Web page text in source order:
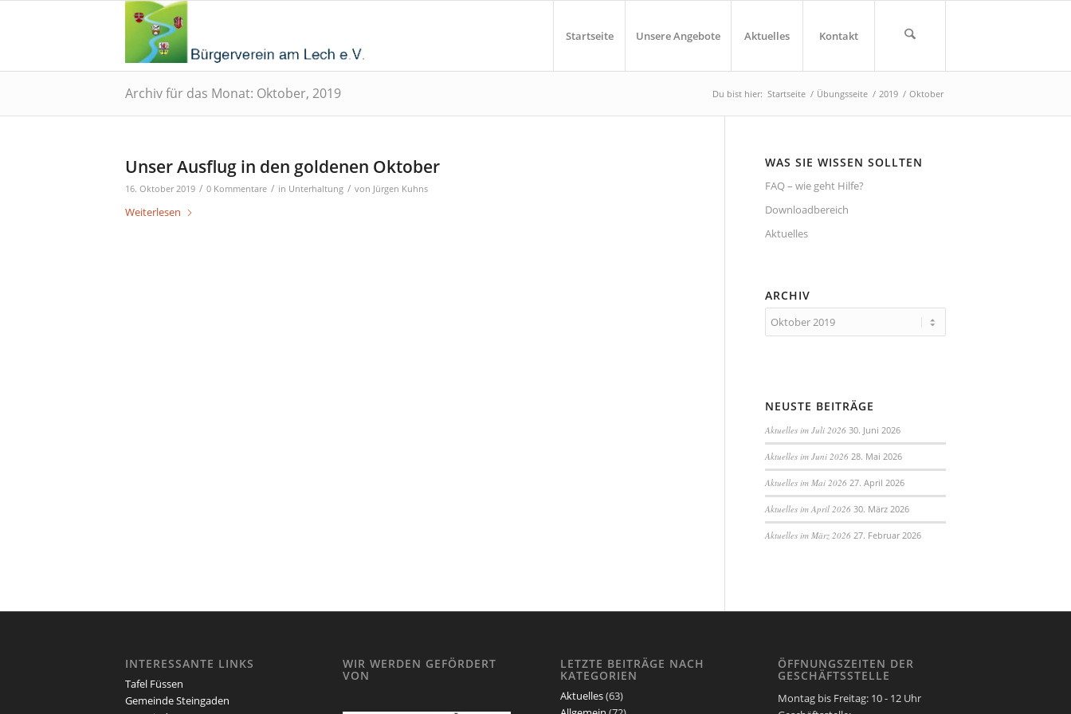
Startseite Unsere Angebote Aktuelles Kontakt
Archiv für das Monat: Oktober, 2019 Du bist hier: Startseite / Übungsseite / 2019 / Oktober
Unser Ausflug in den goldenen Oktober
16. Oktober 2019 / 0 Kommentare / in Unterhaltung / von Jürgen Kuhns
Weiterlesen
WAS SIE WISSEN SOLLTEN
FAQ – wie geht Hilfe?
Downloadbereich
Aktuelles
ARCHIV
NEUSTE BEITRÄGE
Aktuelles im Juli 2026 30. Juni 2026
Aktuelles im Juni 2026 28. Mai 2026
Aktuelles im Mai 2026 27. April 2026
Aktuelles im April 2026 30. März 2026
Aktuelles im März 2026 27. Februar 2026
INTERESSANTE LINKS
Tafel Füssen
Gemeinde Steingaden
WIR WERDEN GEFÖRDERT
VON
LETZTE BEITRÄGE NACH
KATEGORIEN
Aktuelles(63)
ÖFFNUNGSZEITEN DER
GESCHÄFTSSTELLE
Montag bis Freitag: 10 - 12 Uhr